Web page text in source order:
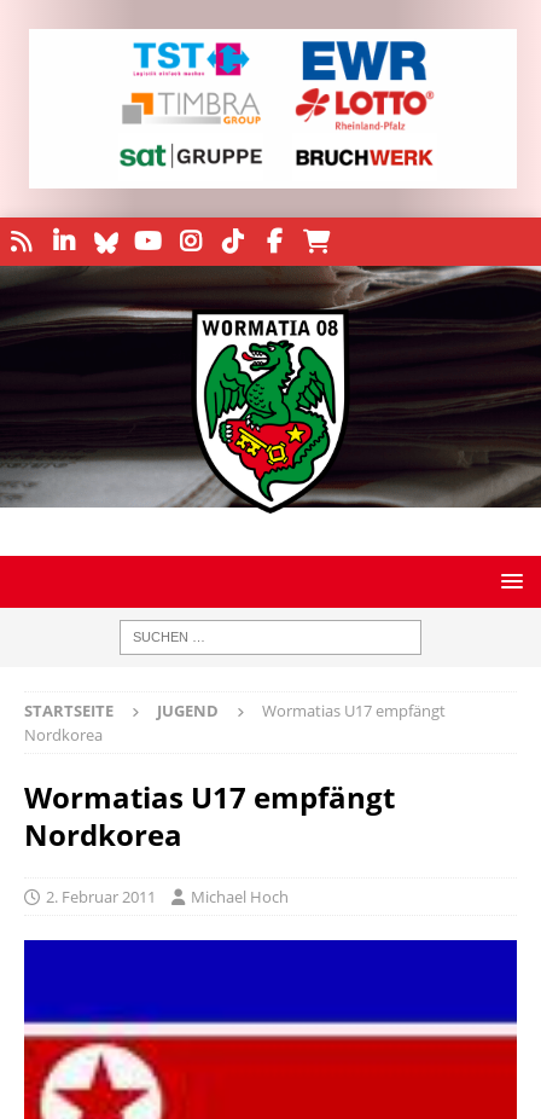
STARTSEITE JUGEND
Wormatias U17 empfängt
Nordkorea
Wormatias U17 empfängt
Nordkorea
2. Februar 2011 Michael Hoch